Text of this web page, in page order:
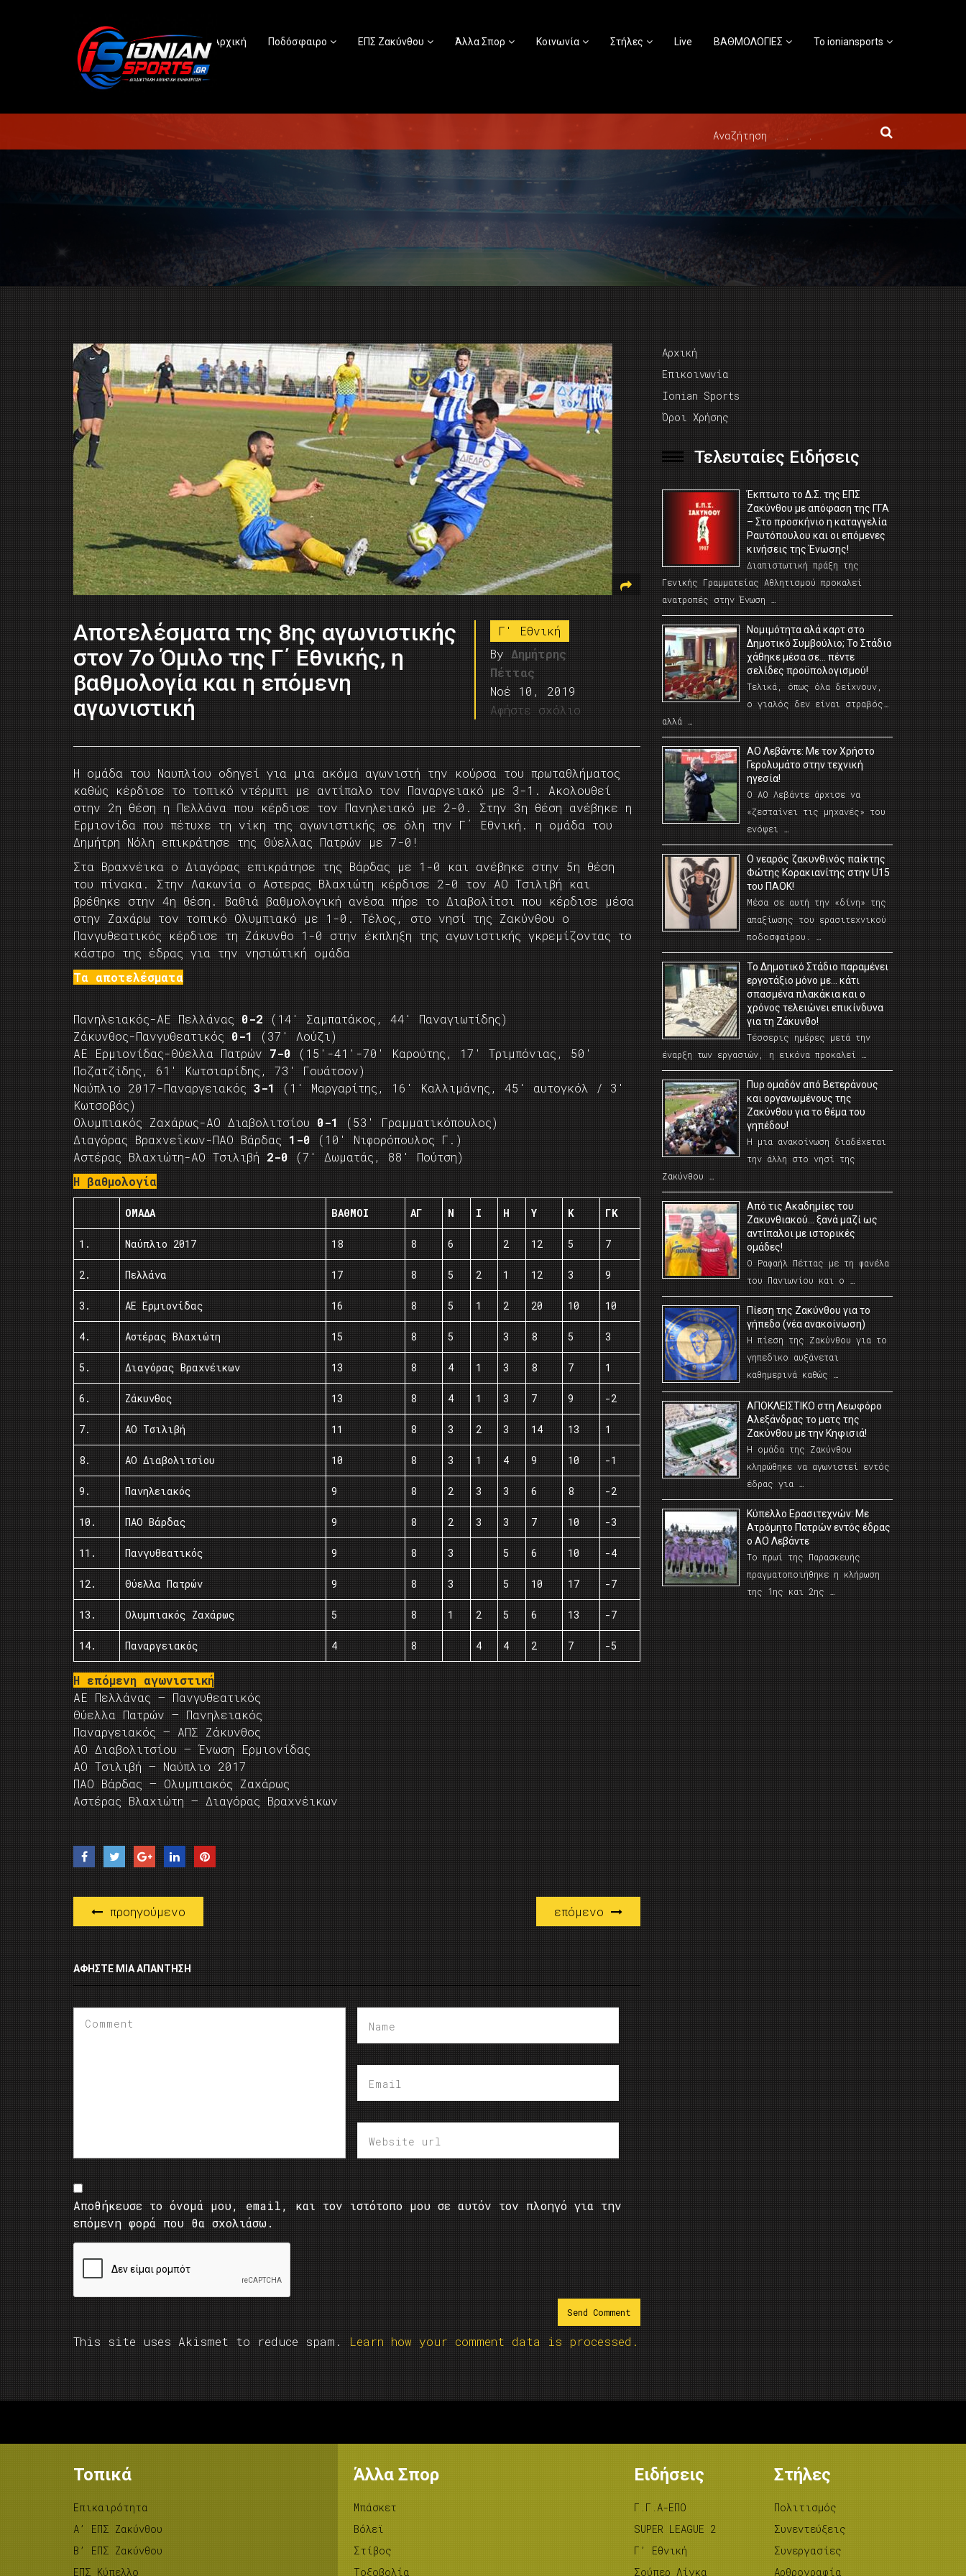
Αρχική Ποδόσφαιρο ΕΠΣ Ζακύνθου Άλλα Σπορ Κοινωνία Στήλες Live ΒΑΘΜΟΛΟΓΙΕΣ Το ioniansports
Aποτελέσματα της 8ης αγωνιστικής
στον 7ο Όμιλο της Γ΄ Εθνικής, η
βαθμολογία και η επόμενη
αγωνιστική
Γ' Εθνική
By Δημήτρης
Πέττας
Νοέ 10, 2019
Αφήστε σχόλιο
Η ομάδα του Ναυπλίου οδηγεί για μια ακόμα αγωνιστή την κούρσα του πρωταθλήματος
καθώς κέρδισε το τοπικό ντέρμπι με αντίπαλο τον Παναργειακό με 3-1. Ακολουθεί
στην 2η θέση η Πελλάνα που κέρδισε τον Πανηλειακό με 2-0. Στην 3η θέση ανέβηκε η
Ερμιονίδα που πέτυχε τη νίκη της αγωνιστικής σε όλη την Γ΄ Εθνική. η ομάδα του
Δημήτρη Νόλη επικράτησε της Θύελλας Πατρών με 7-0!
Στα Βραχνέικα ο Διαγόρας επικράτησε της Βάρδας με 1-0 και ανέβηκε στην 5η θέση
του πίνακα. Στην Λακωνία ο Αστερας Βλαχιώτη κέρδισε 2-0 τον ΑΟ Τσιλιβή και
βρέθηκε στην 4η θέση. Βαθιά βαθμολογική ανέσα πήρε το Διαβολίτσι που κέρδισε μέσα
στην Ζαχάρω τον τοπικό Ολυμπιακό με 1-0. Τέλος, στο νησί της Ζακύνθου ο
Πανγυθεατικός κέρδισε τη Ζάκυνθο 1-0 στην έκπληξη της αγωνιστικής γκρεμίζοντας το
κάστρο της έδρας για την νησιώτική ομάδα
Τα αποτελέσματα
Πανηλειακός-ΑΕ Πελλάνας 0-2 (14′ Σαμπατάκος, 44′ Παναγιωτίδης)
Ζάκυνθος-Πανγυθεατικός 0-1
(37′ Λούζι)
ΑΕ Ερμιονίδας-Θύελλα Πατρών 7-0 (15′-41′-70′ Καρούτης, 17′ Τριμπόνιας, 50′
Ποζατζίδης, 61′ Κωτσιαρίδης, 73′ Γουάτσον)
Ναύπλιο 2017-Παναργειακός 3-1
(1′ Μαργαρίτης, 16′ Καλλιμάνης, 45′ αυτογκόλ / 3′
Κωτσοβός)
Ολυμπιακός Ζαχάρως-ΑΟ Διαβολιτσίου 0-1
(53′ Γραμματικόπουλος)
Διαγόρας Βραχνεΐκων-ΠΑΟ Βάρδας 1-0 (10′ Νιφορόπουλος Γ.)
Αστέρας Βλαχιώτη-ΑΟ Τσιλιβή 2-0 (7′ Δωματάς, 88′ Πούτση)
Η βαθμολογία
ΟΜΑΔΑ ΒΑΘΜΟΙ ΑΓ Ν Ι Η Υ Κ ΓΚ
1. Ναύπλιο 2017 18 8 6 2 12 5 7
2. Πελλάνα 17 8 5 2 1 12 3 9
3. ΑΕ Ερμιονίδας 16 8 5 1 2 20 10 10
4. Αστέρας Βλαχιώτη 15 8 5 3 8 5 3
5. Διαγόρας Βραχνέικων 13 8 4 1 3 8 7 1
6. Ζάκυνθος 13 8 4 1 3 7 9 -2
7. ΑΟ Τσιλιβή 11 8 3 2 3 14 13 1
8. ΑΟ Διαβολιτσίου 10 8 3 1 4 9 10 -1
9. Πανηλειακός 9 8 2 3 3 6 8 -2
10. ΠΑΟ Βάρδας 9 8 2 3 3 7 10 -3
11. Πανγυθεατικός 9 8 3 5 6 10 -4
12. Θύελλα Πατρών 9 8 3 5 10 17 -7
13. Ολυμπιακός Ζαχάρως 5 8 1 2 5 6 13 -7
14. Παναργειακός 4 8 4 4 2 7 -5
Η επόμενη αγωνιστική
ΑΕ Πελλάνας – Πανγυθεατικός
Θύελλα Πατρών – Πανηλειακός
Παναργειακός – ΑΠΣ Ζάκυνθος
ΑΟ Διαβολιτσίου – Ένωση Ερμιονίδας
ΑΟ Τσιλιβή – Ναύπλιο 2017
ΠΑΟ Βάρδας – Ολυμπιακός Ζαχάρως
Αστέρας Βλαχιώτη – Διαγόρας Βραχνέικων
προηγούμενο επόμενο
ΑΦΉΣΤΕ ΜΙΑ ΑΠΆΝΤΗΣΗ
Αποθήκευσε το όνομά μου, email, και τον ιστότοπο μου σε αυτόν τον πλοηγό για την
επόμενη φορά που θα σχολιάσω.
This site uses Akismet to reduce spam. Learn how your comment data is processed.
Αρχική
Επικοινωνία
Ionian Sports
Όροι Χρήσης
Τελευταίες Ειδήσεις
Έκπτωτο το Δ.Σ. της ΕΠΣ
Ζακύνθου με απόφαση της ΓΓΑ
– Στο προσκήνιο η καταγγελία
Ραυτόπουλου και οι επόμενες
κινήσεις της Ένωσης!
Διαπιστωτική πράξη της
Γενικής Γραμματείας Αθλητισμού προκαλεί
ανατροπές στην Ένωση …
Νομιμότητα αλά καρτ στο
Δημοτικό Συμβούλιο; Το Στάδιο
χάθηκε μέσα σε… πέντε
σελίδες προϋπολογισμού!
Τελικά, όπως όλα δείχνουν,
ο γιαλός δεν είναι στραβός…
αλλά …
ΑΟ Λεβάντε: Με τον Χρήστο
Γερολυμάτο στην τεχνική
ηγεσία!
Ο ΑΟ Λεβάντε άρχισε να
«ζεσταίνει τις μηχανές» του
ενόψει …
O νεαρός ζακυνθινός παίκτης
Φώτης Κορακιανίτης στην U15
του ΠΑΟΚ!
Μέσα σε αυτή την «δίνη» της
απαξίωσης του ερασιτεχνικού
ποδοσφαίρου. …
Το Δημοτικό Στάδιο παραμένει
εργοτάξιο μόνο με… κάτι
σπασμένα πλακάκια και ο
χρόνος τελειώνει επικίνδυνα
για τη Ζάκυνθο!
Τέσσερις ημέρες μετά την
έναρξη των εργασιών, η εικόνα προκαλεί …
Πυρ ομαδόν από Βετεράνους
και οργανωμένους της
Ζακύνθου για το θέμα του
γηπέδου!
Η μια ανακοίνωση διαδέχεται
την άλλη στο νησί της
Ζακύνθου …
Από τις Ακαδημίες του
Ζακυνθιακού… ξανά μαζί ως
αντίπαλοι με ιστορικές
ομάδες!
Ο Ραφαήλ Πέττας με τη φανέλα
του Πανιωνίου και ο …
Πίεση της Ζακύνθου για το
γήπεδο (νέα ανακοίνωση)
Η πίεση της Ζακύνθου για το
γηπεδικο αυξάνεται
καθημερινά καθώς …
AΠΟΚΛΕΙΣΤΙΚΟ στη Λεωφόρο
Αλεξάνδρας το ματς της
Ζακύνθου με την Κηφισιά!
Η ομάδα της Ζακύνθου
κληρώθηκε να αγωνιστεί εντός
έδρας για …
Κύπελλο Ερασιτεχνών: Με
Ατρόμητο Πατρών εντός έδρας
ο ΑΟ Λεβάντε
Το πρωί της Παρασκευής
πραγματοποιήθηκε η κλήρωση
της 1ης και 2ης …
Τοπικά
Επικαιρότητα
A’ ΕΠΣ Ζακύνθου
B’ ΕΠΣ Ζακύνθου
ΕΠΣ Κύπελλο
Άλλα Σπορ
Μπάσκετ
Βόλεϊ
Στίβος
Tοξοβολία
Ειδήσεις
Γ.Γ.Α-ΕΠΟ
SUPER LEAGUE 2
Γ’ Εθνική
Σούπερ Λίγκα
Στήλες
Πολιτισμός
Συνεντεύξεις
Συνεργασίες
Αρθρογραφία